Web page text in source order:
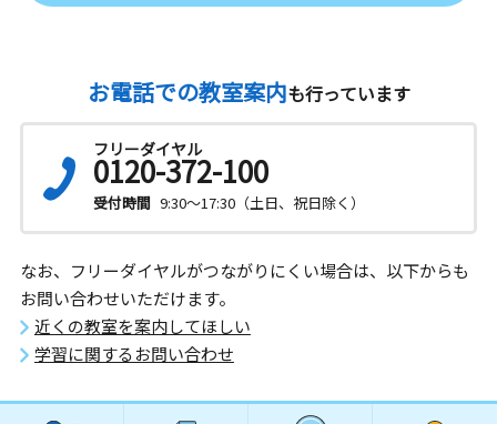
お電話での教室案内も行っています
フリーダイヤル
0120-372-100
受付時間 9:30～17:30（土日、祝日除く）
なお、フリーダイヤルがつながりにくい場合は、以下からも
お問い合わせいただけます。
近くの教室を案内してほしい
学習に関するお問い合わせ